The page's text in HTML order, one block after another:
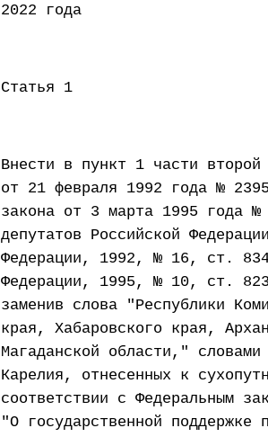
2022 года
Статья 1
Внести в пункт 1 части второй
от 21 февраля 1992 года №
закона от 3 марта 1995 года
депутатов Российской
Федерации, 1992, № 16, ст. 834;
Федерации, 1995, № 10, ст.
заменив слова "Республики
края, Хабаровского края,
Магаданской области,"
Карелия, отнесенных к
соответствии с Федеральным
"О государственной поддержке